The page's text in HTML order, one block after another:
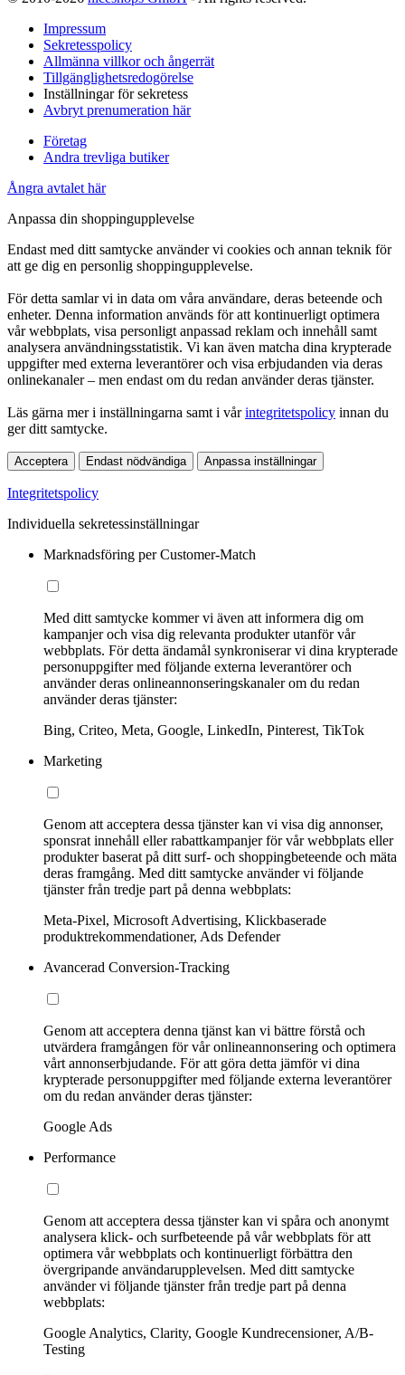
Impressum
Sekretesspolicy
Allmänna villkor och ångerrät
Tillgänglighetsredogörelse
Inställningar för sekretess
Avbryt prenumeration här
Företag
Andra trevliga butiker
Ångra avtalet här
Anpassa din shoppingupplevelse
Endast med ditt samtycke använder vi cookies och annan teknik för
att ge dig en personlig shoppingupplevelse.
För detta samlar vi in data om våra användare, deras beteende och
enheter. Denna information används för att kontinuerligt optimera
vår webbplats, visa personligt anpassad reklam och innehåll samt
analysera användningsstatistik. Vi kan även matcha dina krypterade
uppgifter med externa leverantörer och visa erbjudanden via deras
onlinekanaler – men endast om du redan använder deras tjänster.
Läs gärna mer i inställningarna samt i vårintegritetspolicy innan du
ger ditt samtycke.
Acceptera Endast nödvändiga Anpassa inställningar
Integritetspolicy
Individuella sekretessinställningar
Marknadsföring per Customer-Match
Med ditt samtycke kommer vi även att informera dig om
kampanjer och visa dig relevanta produkter utanför vår
webbplats. För detta ändamål synkroniserar vi dina krypterade
personuppgifter med följande externa leverantörer och
använder deras onlineannonseringskanaler om du redan
använder deras tjänster:
Bing, Criteo, Meta, Google, LinkedIn, Pinterest, TikTok
Marketing
Genom att acceptera dessa tjänster kan vi visa dig annonser,
sponsrat innehåll eller rabattkampanjer för vår webbplats eller
produkter baserat på ditt surf- och shoppingbeteende och mäta
deras framgång. Med ditt samtycke använder vi följande
tjänster från tredje part på denna webbplats:
Meta-Pixel, Microsoft Advertising, Klickbaserade
produktrekommendationer, Ads Defender
Avancerad Conversion-Tracking
Genom att acceptera denna tjänst kan vi bättre förstå och
utvärdera framgången för vår onlineannonsering och optimera
vårt annonserbjudande. För att göra detta jämför vi dina
krypterade personuppgifter med följande externa leverantörer
om du redan använder deras tjänster:
Google Ads
Performance
Genom att acceptera dessa tjänster kan vi spåra och anonymt
analysera klick- och surfbeteende på vår webbplats för att
optimera vår webbplats och kontinuerligt förbättra den
övergripande användarupplevelsen. Med ditt samtycke
använder vi följande tjänster från tredje part på denna
webbplats:
Google Analytics, Clarity, Google Kundrecensioner, A/B-
Testing